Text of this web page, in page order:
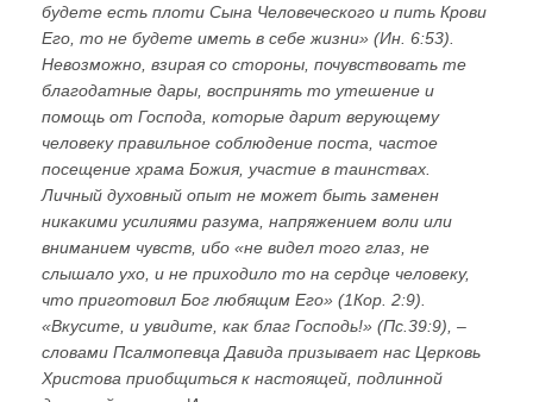
будете есть плоти Сына Человеческого и пить Крови
Его, то не будете иметь в себе жизни» (Ин. 6:53).
Невозможно, взирая со стороны, почувствовать те
благодатные дары, воспринять то утешение и
помощь от Господа, которые дарит верующему
человеку правильное соблюдение поста, частое
посещение храма Божия, участие в таинствах.
Личный духовный опыт не может быть заменен
никакими усилиями разума, напряжением воли или
вниманием чувств, ибо «не видел того глаз, не
слышало ухо, и не приходило то на сердце человеку,
что приготовил Бог любящим Его» (1Кор. 2:9).
«Вкусите, и увидите, как благ Господь!» (Пс.39:9), –
словами Псалмопевца Давида призывает нас Церковь
Христова приобщиться к настоящей, подлинной